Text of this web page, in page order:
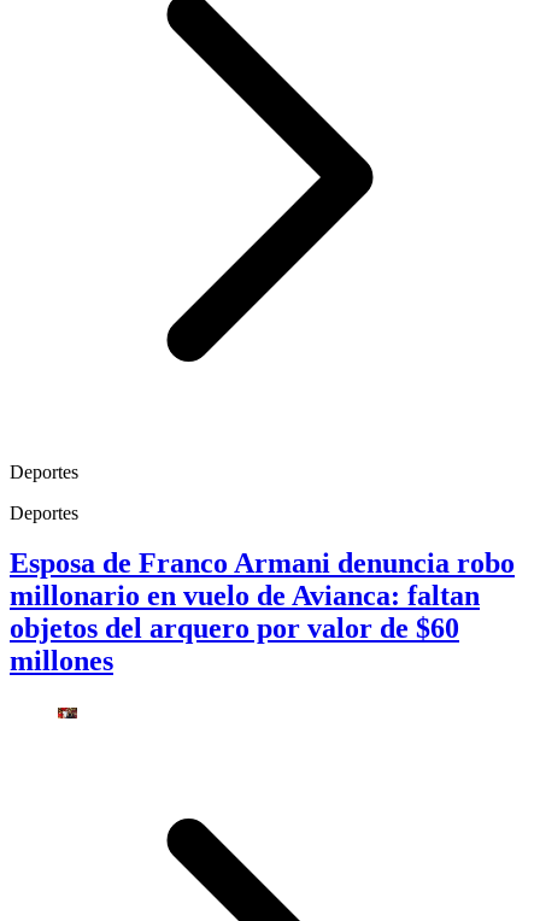
Deportes
Deportes
Esposa de Franco Armani denuncia robo
millonario en vuelo de Avianca: faltan
objetos del arquero por valor de $60
millones